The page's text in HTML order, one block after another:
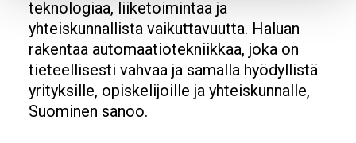
teknologiaa, liiketoimintaa ja
yhteiskunnallista vaikuttavuutta. Haluan
rakentaa automaatiotekniikkaa, joka on
tieteellisesti vahvaa ja samalla hyödyllistä
yrityksille, opiskelijoille ja yhteiskunnalle,
Suominen sanoo.